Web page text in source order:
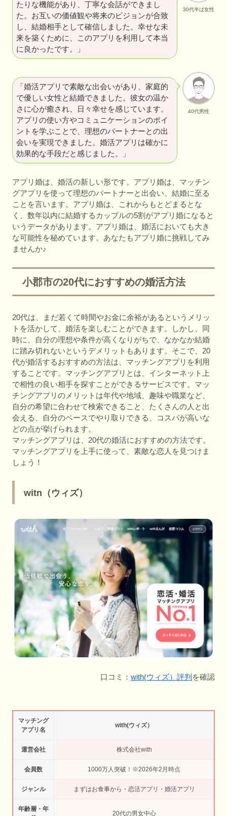
30代半ば女性
たりな機能があり、丁寧な会話ができまし
た。お互いの価値観や将来のビジョンが合致
し、結婚相手として確信しました。幸せな未
来を築くために、このアプリを利用して本当
に良かったです。」
40代男性
「婚活アプリで素敵な出会いがあり、家庭的
で優しい女性と結婚できました。彼女の温か
さに心が癒され、日々幸せを感じています。
アプリの使い方やコミュニケーションのポイ
ントを学ぶことで、理想のパートナーとの出
会いを実現できました。婚活アプリは確かに
効果的な手段だと感じました。」
アプリ婚は、婚活の新しい形です。アプリ婚は、マッチン
グアプリを使って理想のパートナーと出会い、結婚に至る
ことを言います。アプリ婚は、これからもとどまるとな
く、数年以内に結婚するカップルの5割がアプリ婚になると
いうデータがあります。アプリ婚は、婚活においても大き
な可能性を秘めています。あなたもアプリ婚に挑戦してみ
ませんか♪
小郡市の20代におすすめの婚活方法
20代は、まだ若くて時間やお金に余裕があるというメリッ
トを活かして、婚活を楽しむことができます。しかし、同
時に、自分の理想や条件が高くなりがちで、なかなか結婚
に踏み切れないというデメリットもあります。そこで、20
代が婚活するおすすめの方法は、マッチングアプリを利用
することです。マッチングアプリとは、インターネット上
で相性の良い相手を探すことができるサービスです。マッ
チングアプリのメリットは年代や地域、趣味や職業など、
自分の希望に合わせて検索できること、たくさんの人と出
会える、自分のペースでやり取りできる、コスパが高いな
どの点が挙げられます。
マッチングアプリは、20代の婚活におすすめの方法です。
マッチングアプリを上手に使って、素敵な恋人を見つけま
しょう！
witn（ウィズ）
口コミ： with(ウィズ）評判 を確認
マッチング
アプリ名
with(ウィズ）
運営会社 株式会社with
会員数 1000万人突破！※2026年2月時点
ジャンル まずはお食事から・恋活アプリ・婚活アプリ
年齢層・年
20代の男女中心